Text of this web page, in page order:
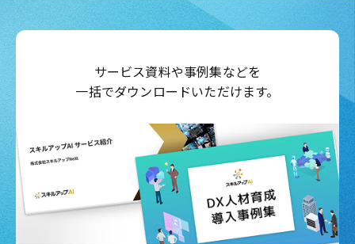
サービス資料や事例集などを
一括でダウンロードいただけます。